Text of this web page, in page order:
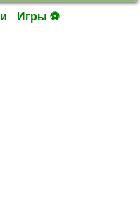
Игры ⚽